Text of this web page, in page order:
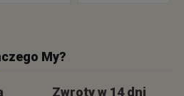
My?
Zwroty w 14 dni